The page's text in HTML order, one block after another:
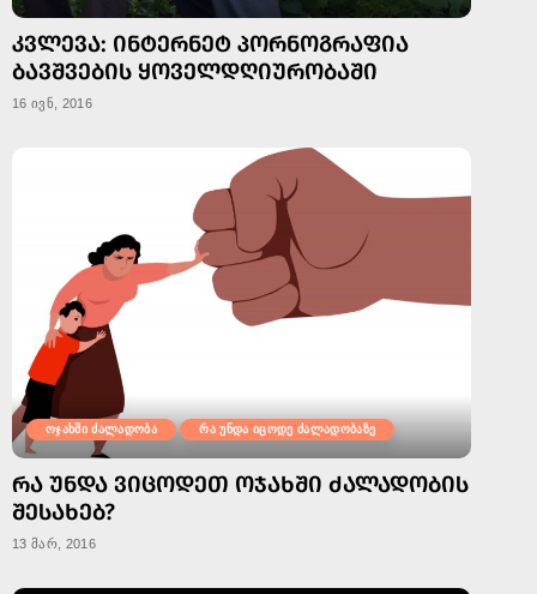
ᲙᲕᲚᲔᲕᲐ: ᲘᲜᲢᲔᲠᲜᲔᲢ ᲞᲝᲠᲜᲝᲒᲠᲐᲤᲘᲐ
ᲑᲐᲕᲨᲕᲔᲑᲘᲡ ᲧᲝᲕᲔᲚᲓᲦᲘᲣᲠᲝᲑᲐᲨᲘ
16 ივნ, 2016
ოჯახში ძალადობა რა უნდა იცოდე ძალადობაზე
ᲠᲐ ᲣᲜᲓᲐ ᲕᲘᲪᲝᲓᲔᲗ ᲝᲯᲐᲮᲨᲘ ᲫᲐᲚᲐᲓᲝᲑᲘᲡ
ᲨᲔᲡᲐᲮᲔᲑ?
13 მარ, 2016